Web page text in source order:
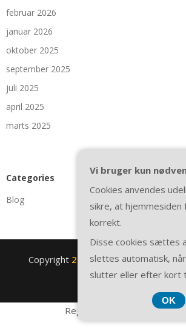
februar 2026
januar 2026
oktober 2025
september 2025
juli 2025
april 2025
marts 2025
Categories
Blog
Copyright 2nite.se. All rights
SuperbThemes
Registreringsnummer 374
Vi bruger kun
Cookies anvendes
sikre, at hjemmesiden
korrekt.
Disse cookies sættes
slettes automatisk,
slutter eller efter kort
OK